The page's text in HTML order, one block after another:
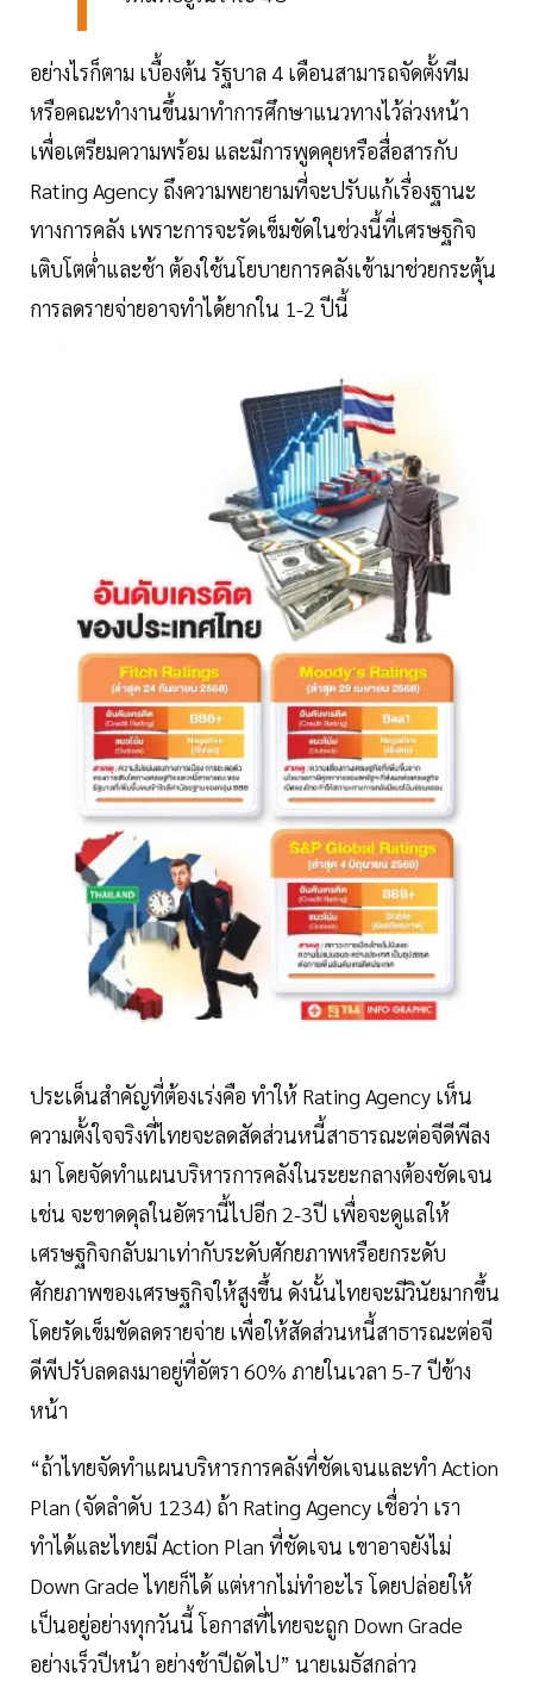
อย่างไรก็ตาม เบื้องต้น รัฐบาล 4 เดือนสามารถจัดตั้งทีม
หรือคณะทำงานขึ้นมาทำการศึกษาแนวทางไว้ล่วงหน้า
เพื่อเตรียมความพร้อม และมีการพูดคุยหรือสื่อสารกับ
Rating Agency ถึงความพยายามที่จะปรับแก้เรื่องฐานะ
ทางการคลัง เพราะการจะรัดเข็มขัดในช่วงนี้ที่เศรษฐกิจ
เติบโตต่ำและช้า ต้องใช้นโยบายการคลังเข้ามาช่วยกระตุ้น
การลดรายจ่ายอาจทำได้ยากใน 1-2 ปีนี้
ประเด็นสำคัญที่ต้องเร่งคือ ทำให้ Rating Agency เห็น
ความตั้งใจจริงที่ไทยจะลดสัดส่วนหนี้สาธารณะต่อจีดีพีลง
มา โดยจัดทำแผนบริหารการคลังในระยะกลางต้องชัดเจน
เช่น จะขาดดุลในอัตรานี้ไปอีก 2-3ปี เพื่อจะดูแลให้
เศรษฐกิจกลับมาเท่ากับระดับศักยภาพหรือยกระดับ
ศักยภาพของเศรษฐกิจให้สูงขึ้น ดังนั้นไทยจะมีวินัยมากขึ้น
โดยรัดเข็มขัดลดรายจ่าย เพื่อให้สัดส่วนหนี้สาธารณะต่อจี
ดีพีปรับลดลงมาอยู่ที่อัตรา 60% ภายในเวลา 5-7 ปีข้าง
หน้า
“ถ้าไทยจัดทำแผนบริหารการคลังที่ชัดเจนและทำ Action
Plan (จัดลำดับ 1234) ถ้า Rating Agency เชื่อว่า เรา
ทำได้และไทยมี Action Plan ที่ชัดเจน เขาอาจยังไม่
Down Grade ไทยก็ได้ แต่หากไม่ทำอะไร โดยปล่อยให้
เป็นอยู่อย่างทุกวันนี้ โอกาสที่ไทยจะถูก Down Grade
อย่างเร็วปีหน้า อย่างช้าปีถัดไป” นายเมธัสกล่าว